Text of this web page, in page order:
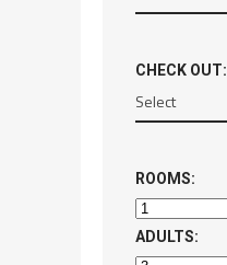
CHECK OUT:
ROOMS:
ADULTS: